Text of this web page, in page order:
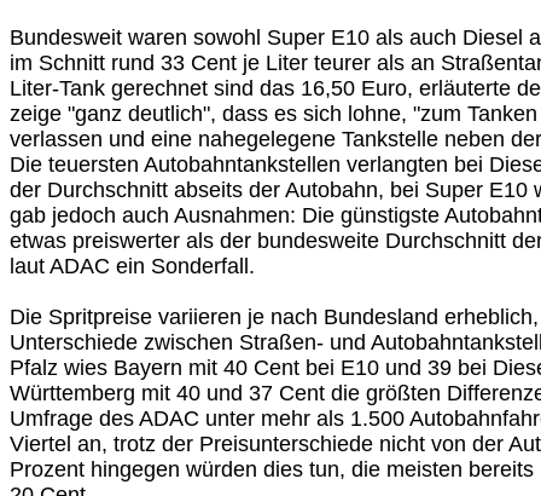
Bundesweit waren sowohl Super E10 als auch Diesel
im Schnitt rund 33 Cent je Liter teurer als an
Liter-Tank gerechnet sind das 16,50 Euro, erläuterte
zeige "ganz deutlich", dass es sich lohne, "zum
verlassen und eine nahegelegene Tankstelle neben
Die teuersten Autobahntankstellen verlangten bei
der Durchschnitt abseits der Autobahn, bei Super E10
gab jedoch auch Ausnahmen: Die günstigste
etwas preiswerter als der bundesweite Durchschnitt
laut ADAC ein Sonderfall.
Die Spritpreise variieren je nach Bundesland
Unterschiede zwischen Straßen- und
Pfalz wies Bayern mit 40 Cent bei E10 und 39 bei
Württemberg mit 40 und 37 Cent die größten
Umfrage des ADAC unter mehr als 1.500
Viertel an, trotz der Preisunterschiede nicht von der
Prozent hingegen würden dies tun, die meisten